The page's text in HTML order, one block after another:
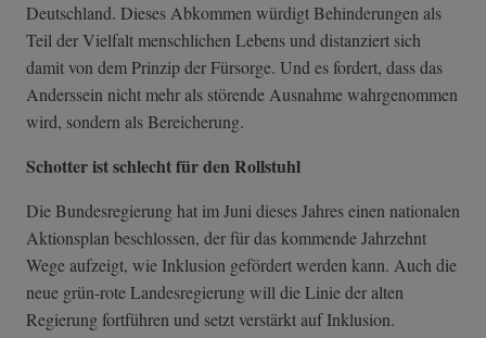
Deutschland. Dieses Abkommen würdigt Behinderungen als
Teil der Vielfalt menschlichen Lebens und distanziert sich
damit von dem Prinzip der Fürsorge. Und es fordert, dass das
Anderssein nicht mehr als störende Ausnahme wahrgenommen
wird, sondern als Bereicherung.
Schotter ist schlecht für den Rollstuhl
Die Bundesregierung hat im Juni dieses Jahres einen nationalen
Aktionsplan beschlossen, der für das kommende Jahrzehnt
Wege aufzeigt, wie Inklusion gefördert werden kann. Auch die
neue grün-rote Landesregierung will die Linie der alten
Regierung fortführen und setzt verstärkt auf Inklusion.